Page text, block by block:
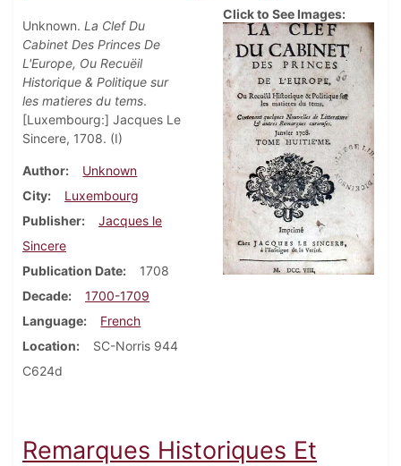
Unknown. La Clef Du
Cabinet Des Princes De
L'Europe, Ou Recuëil
Historique & Politique sur
les matieres du tems.
[Luxembourg:] Jacques Le
Sincere, 1708. (I)
Author
Unknown
City
Luxembourg
Publisher
Jacques le
Sincere
Publication Date
1708
Decade
1700-1709
Language
French
Location
SC-Norris 944
C624d
Click to See Images:
Remarques Historiques Et